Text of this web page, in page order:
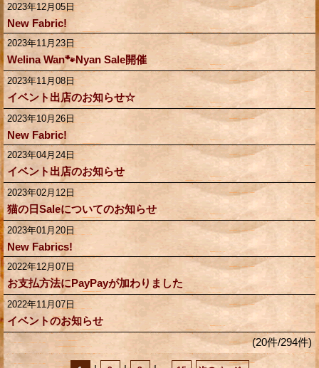
2023年12月05日
New Fabric!
2023年11月23日
Welina Wan🐾Nyan Sale開催
2023年11月08日
イベント出店のお知らせ☆
2023年10月26日
New Fabric!
2023年04月24日
イベント出店のお知らせ
2023年02月12日
猫の日Saleについてのお知らせ
2023年01月20日
New Fabrics!
2022年12月07日
お支払方法にPayPayが加わりました
2022年11月07日
イベントのお知らせ
(20件/294件)